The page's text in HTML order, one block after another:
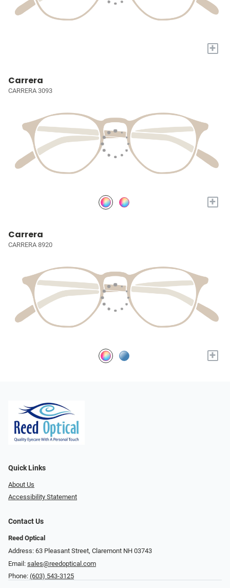
+
Carrera
CARRERA 3093
+
Carrera
CARRERA 8920
+
Quick Links
About Us
Accessibility Statement
Contact Us
Reed Optical
Address: 63 Pleasant Street, Claremont NH 03743
Email: sales@reedoptical.com
Phone: (603) 543-3125